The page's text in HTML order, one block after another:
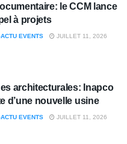
le CCM lance
à projets
EVENTS JUILLET 11, 2026
architecturales: Inapco
d’une nouvelle usine
EVENTS JUILLET 11, 2026